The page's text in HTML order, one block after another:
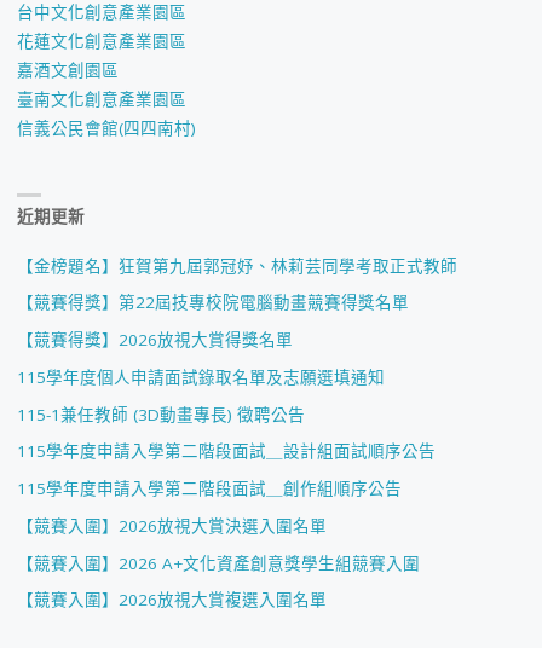
台中文化創意產業園區
花蓮文化創意產業園區
嘉酒文創園區
臺南文化創意產業園區
信義公民會館(四四南村)
近期更新
【金榜題名】狂賀第九屆郭冠妤、林莉芸同學考取正式教師
【競賽得獎】第22屆技專校院電腦動畫競賽得獎名單
【競賽得獎】2026放視大賞得獎名單
115學年度個人申請面試錄取名單及志願選填通知
115-1兼任教師 (3D動畫專長) 徵聘公告
115學年度申請入學第二階段面試＿設計組面試順序公告
115學年度申請入學第二階段面試＿創作組順序公告
【競賽入圍】2026放視大賞決選入圍名單
【競賽入圍】2026 A+文化資產創意獎學生組競賽入圍
【競賽入圍】2026放視大賞複選入圍名單